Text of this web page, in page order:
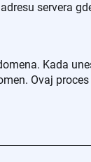
servera
Kada
Ovaj